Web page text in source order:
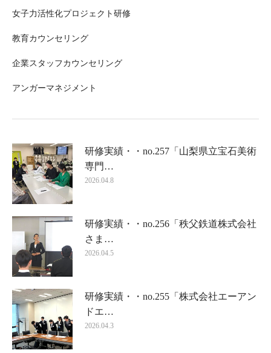
女子力活性化プロジェクト研修
教育カウンセリング
企業スタッフカウンセリング
アンガーマネジメント
研修実績・・no.257「山梨県立宝石美術
専門…
2026.04.8
研修実績・・no.256「秩父鉄道株式会社
さま…
2026.04.5
研修実績・・no.255「株式会社エーアン
ドエ…
2026.04.3